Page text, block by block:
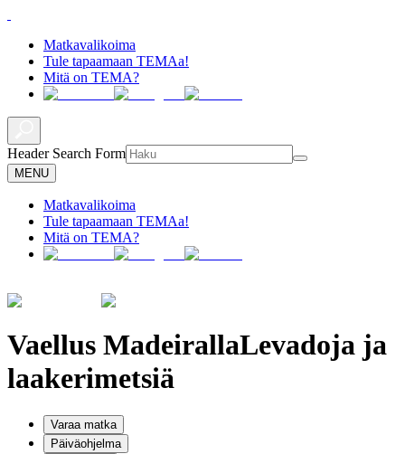
Matkavalikoima
Tule tapaamaan TEMAa!
Mitä on TEMA?
Header Search Form
MENU
Matkavalikoima
Tule tapaamaan TEMAa!
Mitä on TEMA?
Vaellus MadeirallaLevadoja ja
laakerimetsiä
Varaa matka
Päiväohjelma